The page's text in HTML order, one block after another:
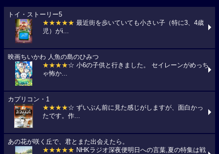
トイ・ストーリー5
★★★★★ 最近街を歩いていても小さい子（特に3、4歳
児）がi...
映画ちいかわ 人魚の島のひみつ
★★★★☆ 小6の子供と行きました。 セイレーンがめっち
ゃ怖か...
カプリコン・1
★★★★☆ ずいぶん前に見た感じがしますが、面白かっ
たです。作...
あの花が咲く丘で、君とまた出会えたら。
★★★★★ NHKラジオ深夜便明日への言葉,夏の特集は戦